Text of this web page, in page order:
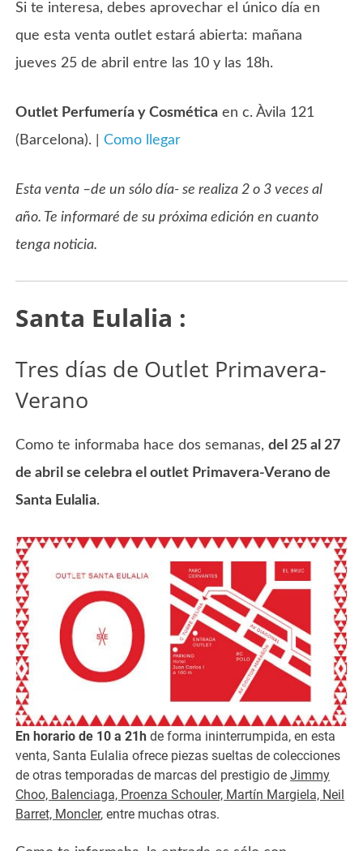
Si te interesa, debes aprovechar el único día en
que esta venta outlet estará abierta: mañana
jueves 25 de abril entre las 10 y las 18h.
Outlet Perfumería y Cosmética en c. Àvila 121
(Barcelona). |Como llegar
Esta venta –de un sólo día- se realiza 2 o 3 veces al
año. Te informaré de su próxima edición en cuanto
tenga noticia.
Santa Eulalia :
Tres días de Outlet Primavera-
Verano
Como te informaba hace dos semanas,del 25 al 27
de abril se celebra el outlet Primavera-Verano de
Santa Eulalia.
En horario de 10 a 21h de forma ininterrumpida, en esta
venta, Santa Eulalia ofrece piezas sueltas de colecciones
de otras temporadas de marcas del prestigio deJimmy
Choo, Balenciaga, Proenza Schouler, Martín Margiela, Neil
Barret, Moncler, entre muchas otras.